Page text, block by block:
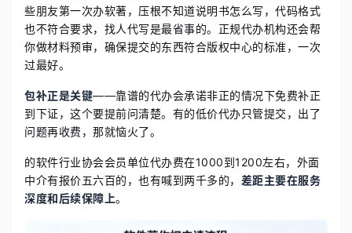
些朋友第一次办软著，压根不知道说明书怎么写，代码格式
也不符合要求，找人代写是最省事的。正规代办机构还会帮
你做材料预审，确保提交的东西符合版权中心的标准，一次
过最好。
包补正是关键——靠谱的代办会承诺非正的情况下免费补正
到下证，这个要提前问清楚。有的低价代办只管提交，出了
问题再收费，那就恼火了。
的软件行业协会会员单位代办费在1000到1200左右，外面
中介有报价五六百的，也有喊到两千多的， 差距主要在服务
深度和后续保障上。